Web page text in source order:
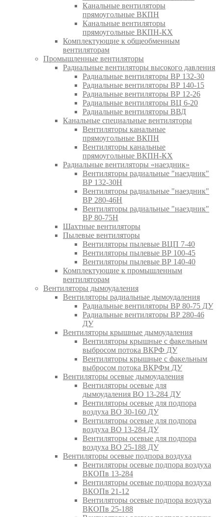
Канальные вентиляторы
прямоугольные ВКПН
Канальные вентиляторы
прямоугольные ВКПН-КХ
Комплектующие к общеобменным
вентиляторам
Промышленные вентиляторы
Радиальные вентиляторы высокого давления
Радиальные вентиляторы ВР 132-30
Радиальные вентиляторы ВР 140-15
Радиальные вентиляторы ВР 12-26
Радиальные вентиляторы ВЦ 6-20
Радиальные вентиляторы ВВД
Канальные специальные вентиляторы
Вентиляторы канальные
прямоугольные ВКПН
Вентиляторы канальные
прямоугольные ВКПН-КХ
Радиальные вентиляторы «наездник»
Вентиляторы радиальные "наездник"
ВР 132-30Н
Вентиляторы радиальные "наездник"
ВР 280-46Н
Вентиляторы радиальные "наездник"
ВР 80-75Н
Шахтные вентиляторы
Пылевые вентиляторы
Вентиляторы пылевые ВЦП 7-40
Вентиляторы пылевые ВР 100-45
Вентиляторы пылевые ВР 140-40
Комплектующие к промышленным
вентиляторам
Вентиляторы дымоудаления
Вентиляторы радиальные дымоудаления
Радиальные вентиляторы ВР 80-75 ДУ
Радиальные вентиляторы ВР 280-46
ДУ
Вентиляторы крышные дымоудаления
Вентиляторы крышные с факельным
выбросом потока ВКРФ ДУ
Вентиляторы крышные с факельным
выбросом потока ВКРФм ДУ
Вентиляторы осевые дымоудаления
Вентиляторы осевые для
дымоудаления ВО 13-284 ДУ
Вентиляторы осевые для подпора
воздуха ВО 30-160 ДУ
Вентиляторы осевые для подпора
воздуха ВО 13-284 ДУ
Вентиляторы осевые для подпора
воздуха ВО 25-188 ДУ
Вентиляторы осевые подпора воздуха
Вентиляторы осевые подпора воздуха
ВКОПв 13-284
Вентиляторы осевые подпора воздуха
ВКОПв 21-12
Вентиляторы осевые подпора воздуха
ВКОПв 25-188